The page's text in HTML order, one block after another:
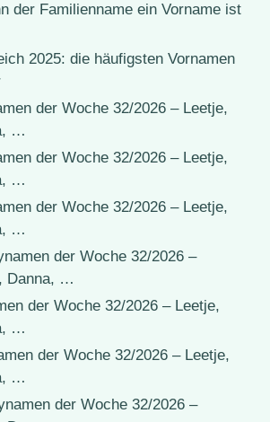
der Familienname ein Vorname ist
2025: die häufigsten Vornamen
der Woche 32/2026 – Leetje,
…
der Woche 32/2026 – Leetje,
…
der Woche 32/2026 – Leetje,
…
der Woche 32/2026 –
Danna, …
der Woche 32/2026 – Leetje,
…
der Woche 32/2026 – Leetje,
…
der Woche 32/2026 –